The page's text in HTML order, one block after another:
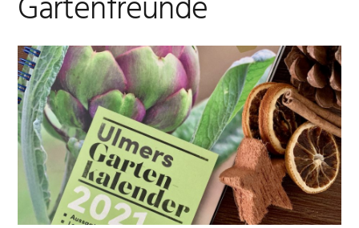
Gartenfreunde